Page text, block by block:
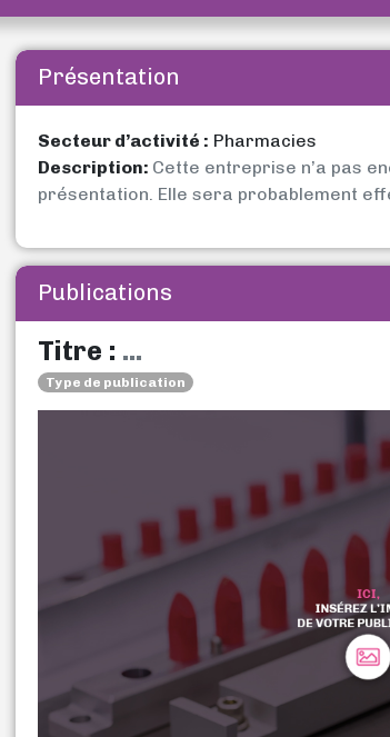
Présentation
Secteur d’activité : Pharmacies
Description: Cette entreprise n’a pas
présentation. Elle sera probablement
Publications
Titre : ...
Type de publication